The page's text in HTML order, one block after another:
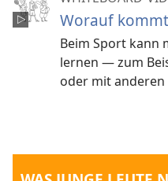
Worauf
Beim Sport kann
lernen — zum
oder mit